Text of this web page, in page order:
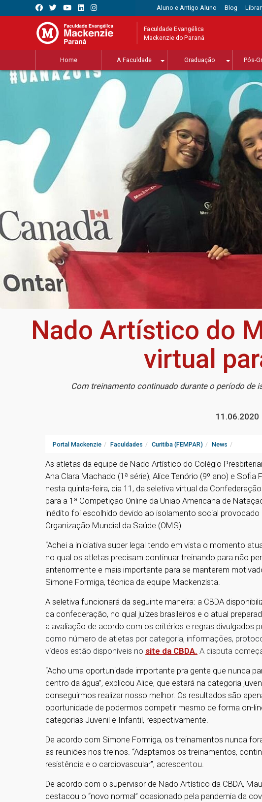
Aluno e Antigo Aluno Blog
Faculdade Evangélica
Mackenzie do Paraná
Home A Faculdade Graduação Pós-
Nado Artístico do
virtual
Com treinamento continuado durante o período de
11.06.2020
Portal Mackenzie Faculdades Curitiba (FEMPAR) News
As atletas da equipe de Nado Artístico do Colégio
Ana Clara Machado (1ª série), Alice Tenório (9º ano) e Sofia
nesta quinta-feira, dia 11, da seletiva virtual da
para a 1ª Competição Online da União Americana de
inédito foi escolhido devido ao isolamento social
Organização Mundial da Saúde (OMS).
“Achei a iniciativa super legal tendo em vista o momento
no qual os atletas precisam continuar treinando para não
anteriormente e mais importante para se manterem
Simone Formiga, técnica da equipe Mackenzista.
A seletiva funcionará da seguinte maneira: a CBDA
da confederação, no qual juízes brasileiros e o atual
a avaliação de acordo com os critérios e regras divulgados
como número de atletas por categoria, informações,
vídeos estão disponíveis no site da CBDA. A disputa
“Acho uma oportunidade importante pra gente que nunca
dentro da água”, explicou Alice, que estará na categoria
conseguirmos realizar nosso melhor. Os resultados são
oportunidade de podermos competir mesmo de forma on-
categorias Juvenil e Infantil, respectivamente.
De acordo com Simone Formiga, os treinamentos nunca
as reuniões nos treinos. “Adaptamos os treinamentos,
resistência e o cardiovascular”, acrescentou.
De acordo com o supervisor de Nado Artístico da CBDA,
destacou o “novo normal” ocasionado pela pandemia da